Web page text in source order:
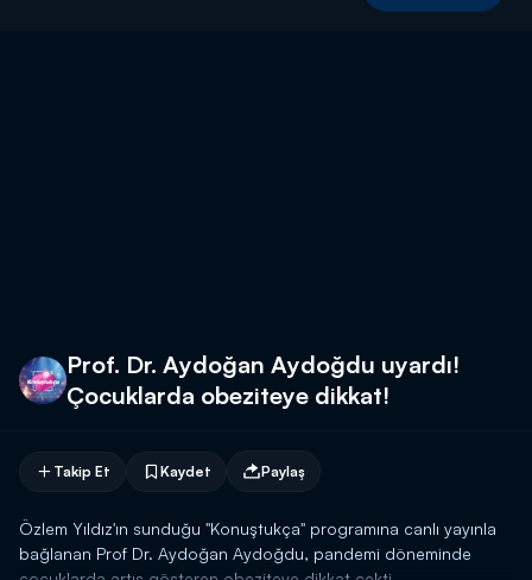
Prof. Dr. Aydoğan Aydoğdu uyardı!
Çocuklarda obeziteye dikkat!
Takip Et Kaydet Paylaş
Özlem Yıldız'ın sunduğu "Konuştukça" programına canlı yayınla
bağlanan Prof Dr. Aydoğan Aydoğdu, pandemi döneminde